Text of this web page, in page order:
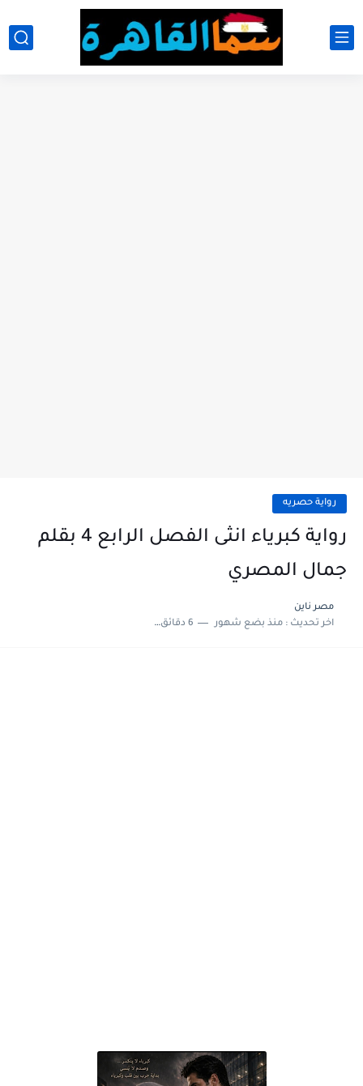
رواية حصريه
رواية كبرياء انثى الفصل الرابع 4 بقلم
جمال المصري
مصر ناين
اخر تحديث :منذ بضع شهور 6 دقائق للقراءة